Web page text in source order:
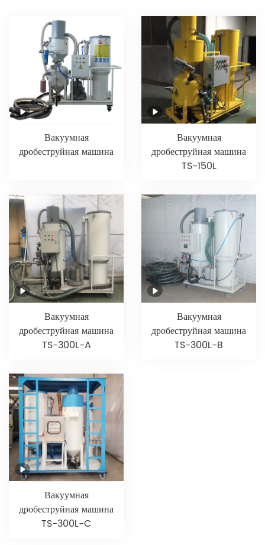
Вакуумная
дробеструйная машина
Вакуумная
дробеструйная машина
TS-150L
Вакуумная
дробеструйная машина
TS-300L-A
Вакуумная
дробеструйная машина
TS-300L-B
Вакуумная
дробеструйная машина
TS-300L-C